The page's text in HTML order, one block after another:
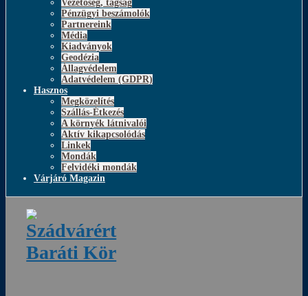
Vezetőség, tagság
Pénzügyi beszámolók
Partnereink
Média
Kiadványok
Geodézia
Állagvédelem
Adatvédelem (GDPR)
Hasznos
Megközelítés
Szállás-Étkezés
A környék látnivalói
Aktív kikapcsolódás
Linkek
Mondák
Felvidéki mondák
Várjáró Magazin